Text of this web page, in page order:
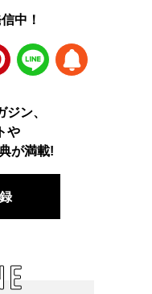
中！
LINE
ン、
や
が満載!